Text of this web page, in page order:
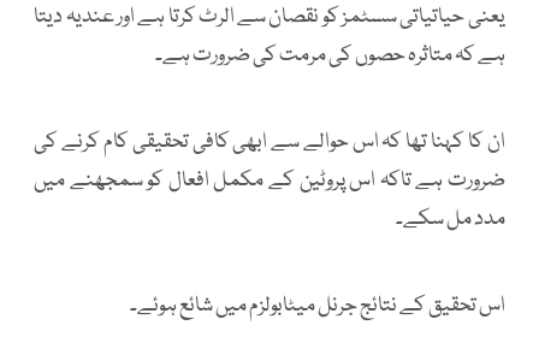
یعنی حیاتیاتی سسٹمز کو نقصان سے الرٹ کرتا ہے اور عندیہ دیتا
ہے کہ متاثرہ حصوں کی مرمت کی ضرورت ہے۔
ان کا کہنا تھا کہ اس حوالے سے ابھی کافی تحقیقی کام کرنے کی
ضرورت ہے تاکہ اس پروٹین کے مکمل افعال کو سمجھنے میں
مدد مل سکے۔
اس تحقیق کے نتائج جرنل میٹابولزم میں شائع ہوئے۔